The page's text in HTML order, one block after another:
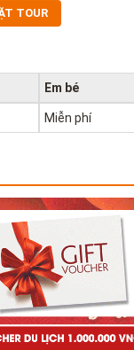
TOUR
Em bé
Miễn phí